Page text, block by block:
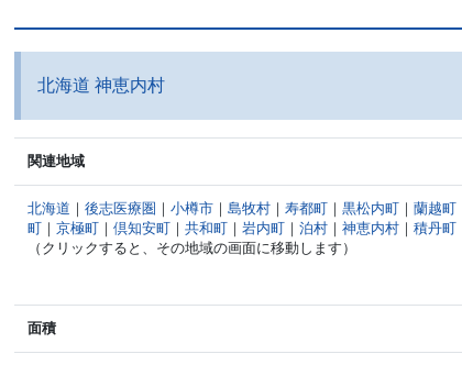
北海道 神恵内村
関連地域
北海道 ｜後志医療圏 ｜小樽市 ｜島牧村 ｜寿都町 ｜黒松内町 ｜蘭越町
町 ｜京極町 ｜倶知安町 ｜共和町 ｜岩内町 ｜泊村 ｜神恵内村 ｜積丹町
（クリックすると、その地域の画面に移動します）
面積